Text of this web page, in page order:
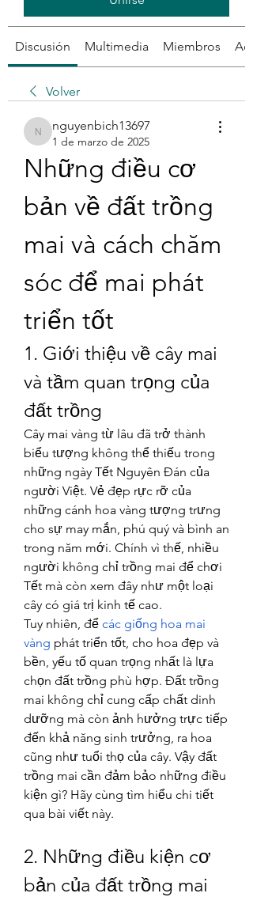
Discusión Multimedia Miembros
Volver
nguyenbich13697
nguyenbich13697
1 de marzo de 2025
Những điều cơ
bản về đất trồng
mai và cách chăm
sóc để mai phát
triển tốt
1. Giới thiệu về cây mai
và tầm quan trọng của
đất trồng
Cây mai vàng từ lâu đã trở thành
biểu tượng không thể thiếu trong
những ngày Tết Nguyên Đán của
người Việt. Vẻ đẹp rực rỡ của
những cánh hoa vàng tượng trưng
cho sự may mắn, phú quý và bình an
trong năm mới. Chính vì thế, nhiều
người không chỉ trồng mai để chơi
Tết mà còn xem đây như một loại
cây có giá trị kinh tế cao.
Tuy nhiên, để các giống hoa mai
vàng phát triển tốt, cho hoa đẹp và
bền, yếu tố quan trọng nhất là lựa
chọn đất trồng phù hợp. Đất trồng
mai không chỉ cung cấp chất dinh
dưỡng mà còn ảnh hưởng trực tiếp
đến khả năng sinh trưởng, ra hoa
cũng như tuổi thọ của cây. Vậy đất
trồng mai cần đảm bảo những điều
kiện gì? Hãy cùng tìm hiểu chi tiết
qua bài viết này.
2. Những điều kiện cơ
bản của đất trồng mai